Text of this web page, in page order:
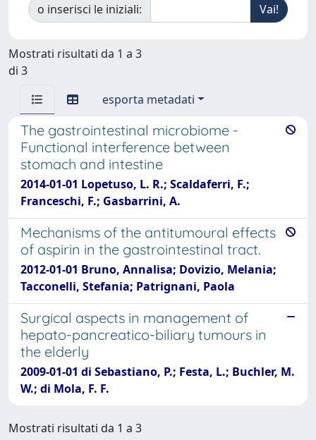
o inserisci le iniziali:
Mostrati risultati da 1 a 3
di 3
esporta metadati
The gastrointestinal microbiome -
Functional interference between
stomach and intestine
2014-01-01 Lopetuso, L. R.; Scaldaferri, F.;
Franceschi, F.; Gasbarrini, A.
Mechanisms of the antitumoural effects
of aspirin in the gastrointestinal tract.
2012-01-01 Bruno, Annalisa; Dovizio, Melania;
Tacconelli, Stefania; Patrignani, Paola
Surgical aspects in management of
hepato-pancreatico-biliary tumours in
the elderly
2009-01-01 di Sebastiano, P.; Festa, L.; Buchler, M.
W.; di Mola, F. F.
Mostrati risultati da 1 a 3